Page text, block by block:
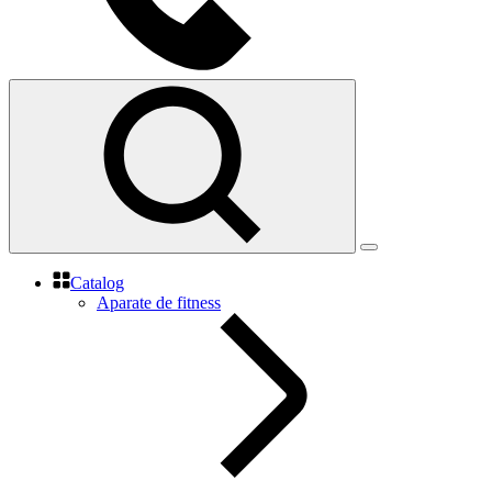
Catalog
Aparate de fitness